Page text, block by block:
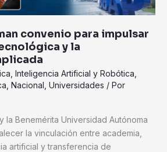
convenio para impulsar
y la
Inteligencia Artificial y Robótica
Nacional Universidades / Por
la Benemérita Universidad Autónoma
la vinculación entre academia,
artificial y transferencia de